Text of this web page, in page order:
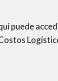
puede